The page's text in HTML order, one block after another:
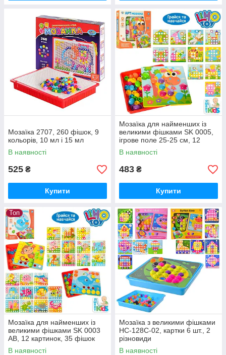
Мозаїка 2707, 260 фішок, 9
кольорів, 10 мл і 15 мл
В наявності
525 ₴
Купити
Мозаїка для найменших із
великими фішками SK 0005,
ігрове поле 25-25 см, 12
картинок, 46 фішок
В наявності
483 ₴
Купити
Топ
Мозаїка для найменших із
великими фішками SK 0003
AB, 12 картинок, 35 фішок
В наявності
Мозаїка з великими фішками
HC-128C-02, картки 6 шт., 2
різновиди
В наявності